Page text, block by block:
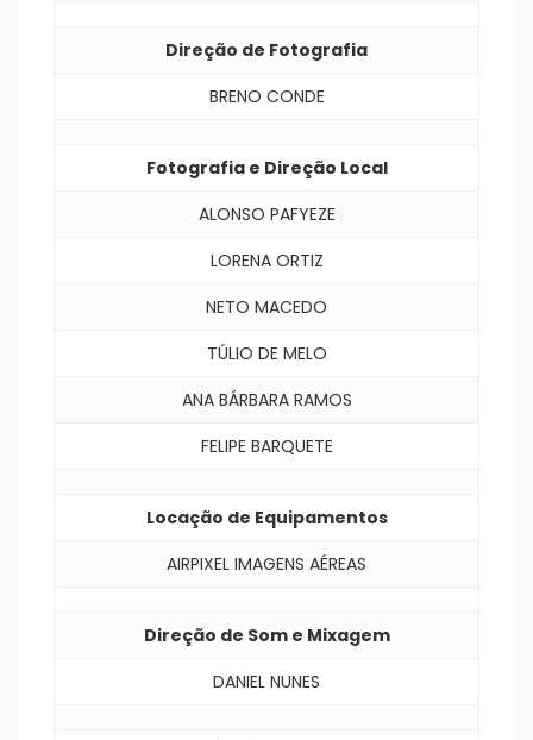
Direção de Fotografia
BRENO CONDE
Fotografia e Direção Local
ALONSO PAFYEZE
LORENA ORTIZ
NETO MACEDO
TÚLIO DE MELO
ANA BÁRBARA RAMOS
FELIPE BARQUETE
Locação de Equipamentos
AIRPIXEL IMAGENS AÉREAS
Direção de Som e Mixagem
DANIEL NUNES